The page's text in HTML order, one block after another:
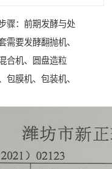
骤：前期发酵与处
需要发酵翻抛机、
合机、圆盘造粒
包膜机、包装机、